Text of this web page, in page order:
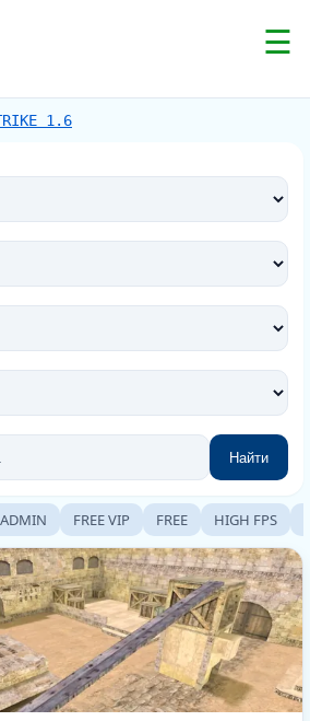
☰
1.6
Найти
ADMIN FREE VIP FREE HIGH FPS